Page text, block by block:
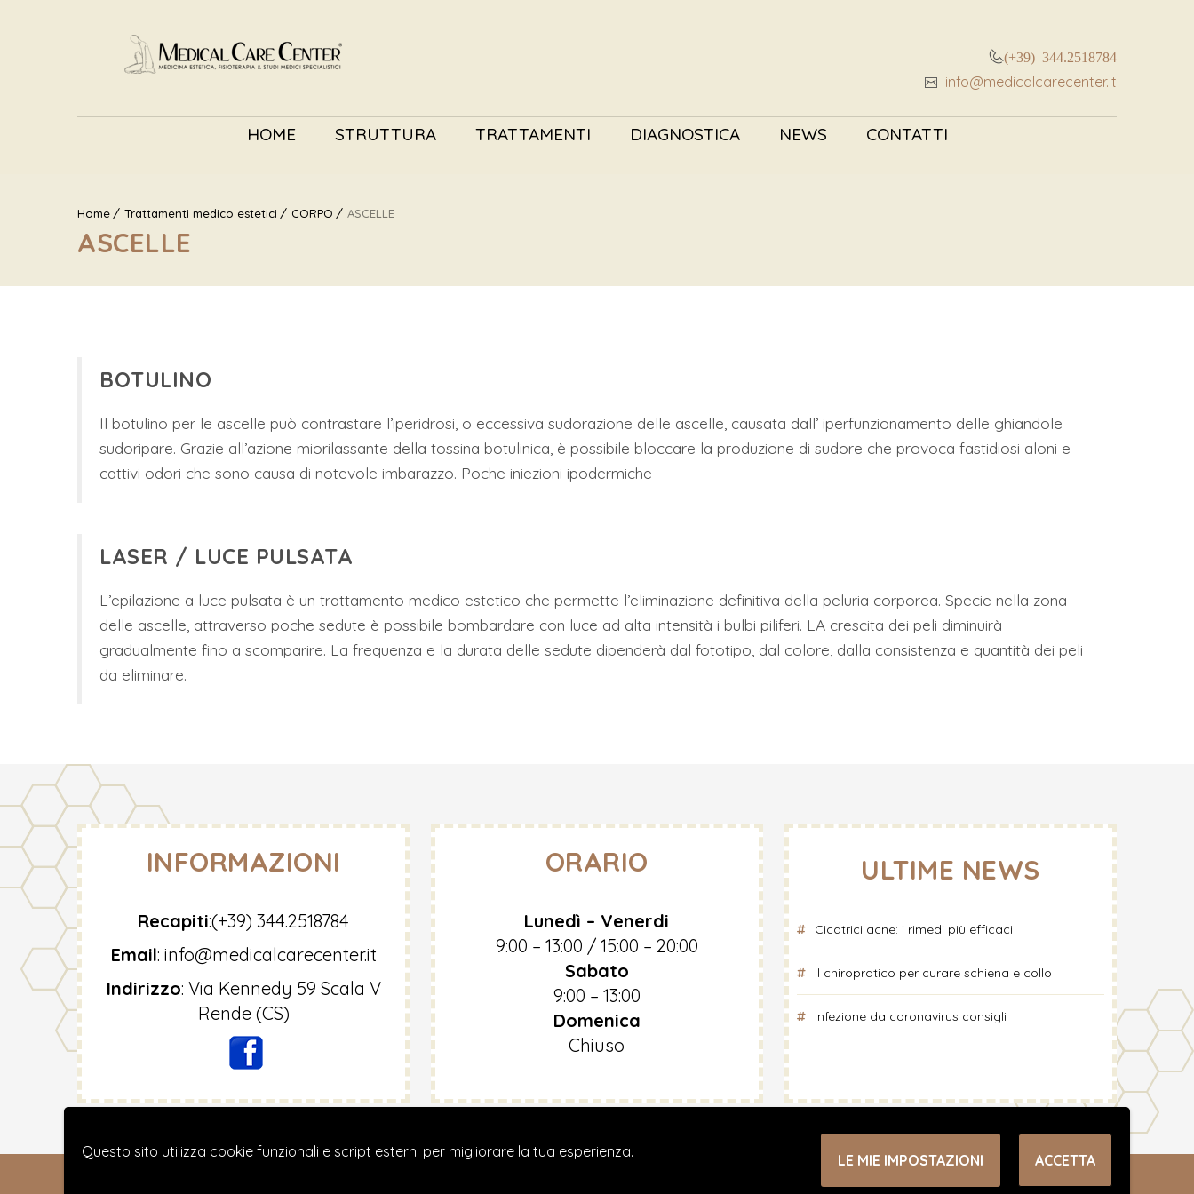
Questo sito utilizza cookie funzionali e script esterni per migliorare la tua esperienza. LE MIE IMPOSTAZIONI ACCETTA
(+39) 344.2518784
info@medicalcarecenter.it
HOME STRUTTURA TRATTAMENTI DIAGNOSTICA NEWS CONTATTI
Home Trattamenti medico estetici CORPO ASCELLE
ASCELLE
BOTULINO
Il botulino per le ascelle può contrastare l’iperidrosi, o eccessiva sudorazione delle ascelle, causata dall’ iperfunzionamento delle ghiandole
sudoripare. Grazie all’azione miorilassante della tossina botulinica, è possibile bloccare la produzione di sudore che provoca fastidiosi aloni e
cattivi odori che sono causa di notevole imbarazzo. Poche iniezioni ipodermiche
LASER / LUCE PULSATA
L’epilazione a luce pulsata è un trattamento medico estetico che permette l’eliminazione definitiva della peluria corporea. Specie nella zona
delle ascelle, attraverso poche sedute è possibile bombardare con luce ad alta intensità i bulbi piliferi. LA crescita dei peli diminuirà
gradualmente fino a scomparire. La frequenza e la durata delle sedute dipenderà dal fototipo, dal colore, dalla consistenza e quantità dei peli
da eliminare.
INFORMAZIONI
Recapiti:(+39) 344.2518784
Email: info@medicalcarecenter.it
Indirizzo: Via Kennedy 59 Scala V
Rende (CS)
ORARIO
Lunedì – Venerdi
9:00 – 13:00 / 15:00 – 20:00
Sabato
9:00 – 13:00
Domenica
Chiuso
ULTIME NEWS
Cicatrici acne: i rimedi più efficaci
Il chiropratico per curare schiena e collo
Infezione da coronavirus consigli
-Cookie Policy